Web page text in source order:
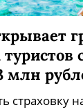
млн